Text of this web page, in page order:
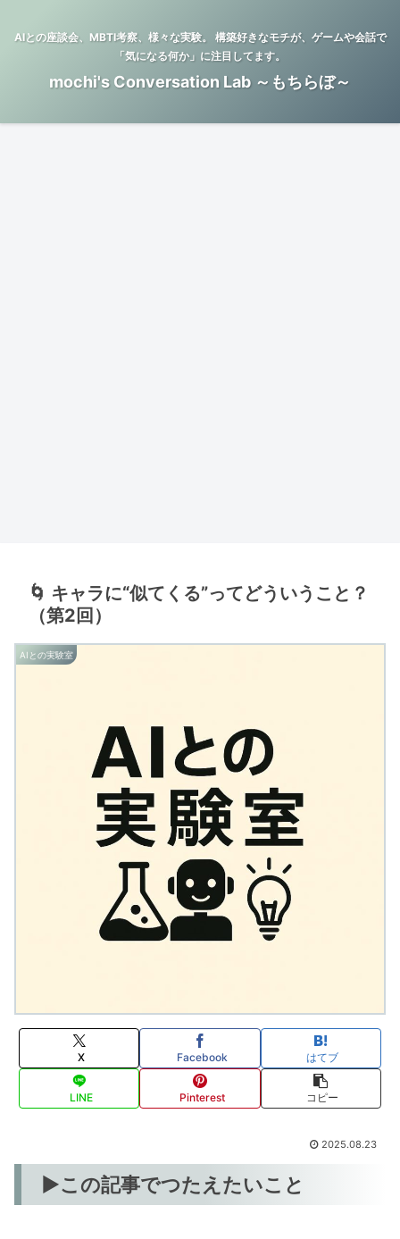
AIとの座談会、MBTI考察、様々な実験。 構築好きなモチが、ゲームや会話で
「気になる何か」に注目してます。
mochi's Conversation Lab ～もちらぼ～
🌀 キャラに“似てくる”ってどういうこと？
（第2回）
AIとの実験室
X Facebook はてブ
LINE Pinterest コピー
2025.08.23
▶この記事でつたえたいこと